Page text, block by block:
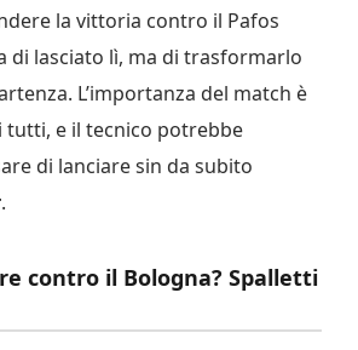
la vittoria contro il Pafos
di lasciato lì, ma di trasformarlo
L’importanza del match è
tutti, e il tecnico potrebbe
di lanciare sin da subito
.
contro il Bologna? Spalletti